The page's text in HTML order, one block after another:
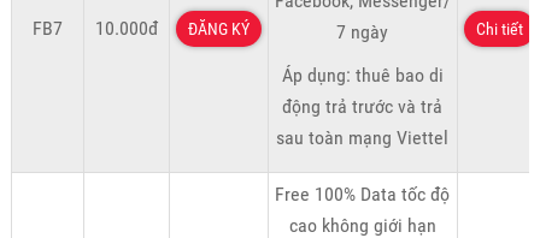
FB7 10.000đ ĐĂNG KÝ
7 ngày
Áp dụng: thuê bao di
động trả trước và trả
sau toàn mạng Viettel
Chi tiết
Free 100% Data tốc độ
cao không giới hạn